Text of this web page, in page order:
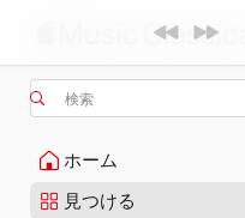
検索
ホーム
見つける